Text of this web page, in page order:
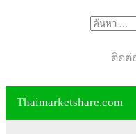
ติดต่
Thaimarketshare.com